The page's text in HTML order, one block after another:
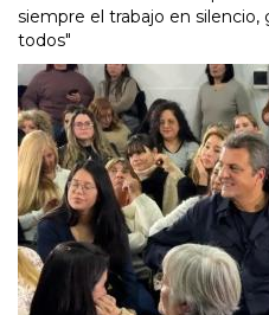
siempre el trabajo en
todos"